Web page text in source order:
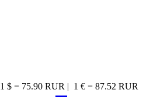
1 € = 87.52 RUR
1 $ = 75.90 RUR |